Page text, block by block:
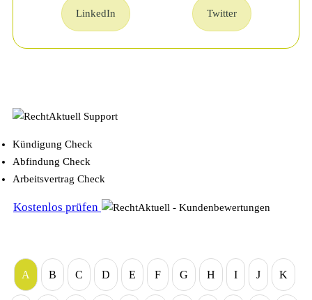
LinkedIn Twitter
Kündigung Check
Abfindung Check
Arbeitsvertrag Check
Kostenlos prüfen
A B C D E F G H I J K